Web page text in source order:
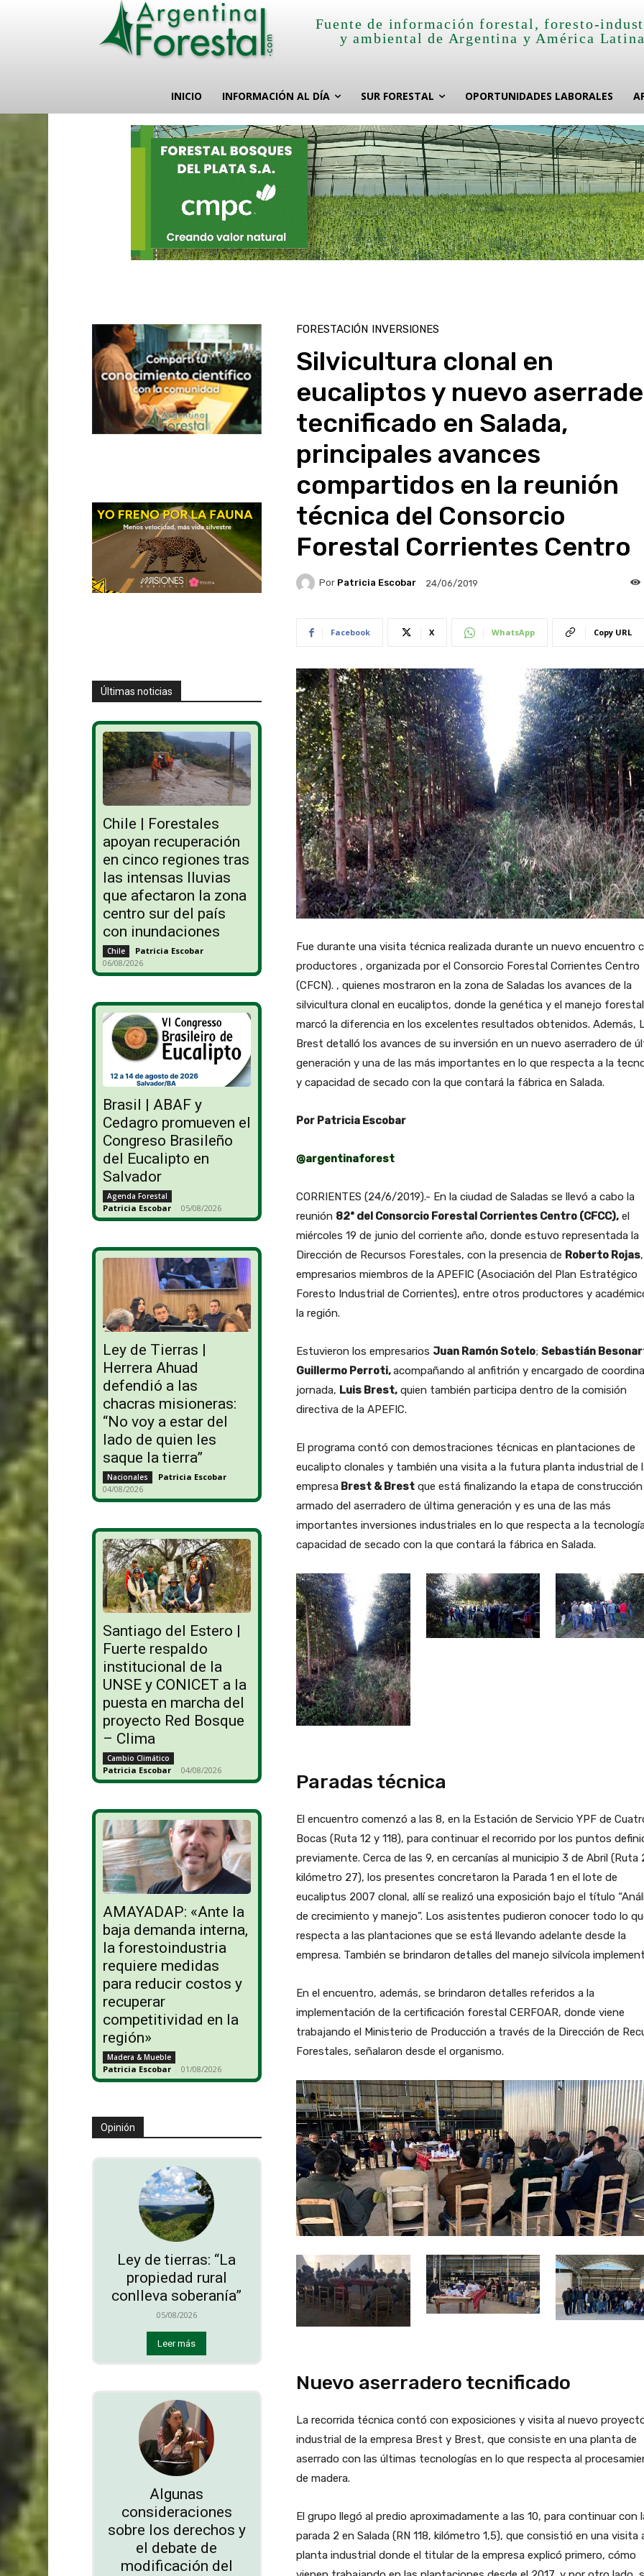
Fuente de información forestal, foresto-
y ambiental de Argentina y América
INICIO INFORMACIÓN AL DÍA SUR FORESTAL OPORTUNIDADES LABORALES
Últimas noticias
Chile | Forestales
apoyan recuperación
en cinco regiones tras
las intensas lluvias
que afectaron la zona
centro sur del país
con inundaciones
Chile Patricia Escobar -
06/08/2026
Brasil | ABAF y
Cedagro promueven el
Congreso Brasileño
del Eucalipto en
Salvador
Agenda Forestal
Patricia Escobar - 05/08/2026
Ley de Tierras |
Herrera Ahuad
defendió a las
chacras misioneras:
“No voy a estar del
lado de quien les
saque la tierra”
Nacionales Patricia Escobar -
04/08/2026
Santiago del Estero |
Fuerte respaldo
institucional de la
UNSE y CONICET a la
puesta en marcha del
proyecto Red Bosque
– Clima
Cambio Climático
Patricia Escobar - 04/08/2026
AMAYADAP: «Ante la
baja demanda interna,
la forestoindustria
requiere medidas
para reducir costos y
recuperar
competitividad en la
región»
Madera & Mueble
Patricia Escobar - 01/08/2026
Opinión
Ley de tierras: “La
propiedad rural
conlleva soberanía”
05/08/2026
Leer más
Algunas
consideraciones
sobre los derechos y
el debate de
modificación del
FORESTACIÓN INVERSIONES
Silvicultura clonal en
eucaliptos y nuevo
tecnificado en Salada,
principales avances
compartidos en la reunión
técnica del Consorcio
Forestal Corrientes Centro
Por Patricia Escobar 24/06/2019
Facebook X WhatsApp Copy URL
Fue durante una visita técnica realizada durante un nuevo encuentro
productores , organizada por el Consorcio Forestal Corrientes Centro
(CFCN). , quienes mostraron en la zona de Saladas los avances de la
silvicultura clonal en eucaliptos, donde la genética y el manejo forestal
marcó la diferencia en los excelentes resultados obtenidos. Además,
Brest detalló los avances de su inversión en un nuevo aserradero de
generación y una de las más importantes en lo que respecta a la
y capacidad de secado con la que contará la fábrica en Salada.
Por Patricia Escobar
@argentinaforest
CORRIENTES (24/6/2019).- En la ciudad de Saladas se llevó a cabo la
reunión 82ª del Consorcio Forestal Corrientes Centro (CFCC),el
miércoles 19 de junio del corriente año, donde estuvo representada la
Dirección de Recursos Forestales, con la presencia de Roberto Rojas,
empresarios miembros de la APEFIC (Asociación del Plan Estratégico
Foresto Industrial de Corrientes), entre otros productores y
la región.
Estuvieron los empresarios Juan Ramón Sotelo; Sebastián
Guillermo Perroti,acompañando al anfitrión y encargado de
jornada, Luis Brest,quien también participa dentro de la comisión
directiva de la APEFIC.
El programa contó con demostraciones técnicas en plantaciones de
eucalipto clonales y también una visita a la futura planta industrial de
empresaBrest & Brestque está finalizando la etapa de construcción
armado del aserradero de última generación y es una de las más
importantes inversiones industriales en lo que respecta a la
capacidad de secado con la que contará la fábrica en Salada.
Paradas técnica
El encuentro comenzó a las 8, en la Estación de Servicio YPF de
Bocas (Ruta 12 y 118), para continuar el recorrido por los puntos
previamente. Cerca de las 9, en cercanías al municipio 3 de Abril (Ruta
kilómetro 27), los presentes concretaron la Parada 1 en el lote de
eucaliptus 2007 clonal, allí se realizó una exposición bajo el título
de crecimiento y manejo”. Los asistentes pudieron conocer todo lo
respecta a las plantaciones que se está llevando adelante desde la
empresa. También se brindaron detalles del manejo silvícola
En el encuentro, además, se brindaron detalles referidos a la
implementación de la certificación forestal CERFOAR, donde viene
trabajando el Ministerio de Producción a través de la Dirección de
Forestales, señalaron desde el organismo.
Nuevo aserradero tecnificado
La recorrida técnica contó con exposiciones y visita al nuevo
industrial de la empresa Brest y Brest, que consiste en una planta de
aserrado con las últimas tecnologías en lo que respecta al
de madera.
El grupo llegó al predio aproximadamente a las 10, para continuar con
parada 2 en Salada (RN 118, kilómetro 1,5), que consistió en una visita
planta industrial donde el titular de la empresa explicó primero, cómo